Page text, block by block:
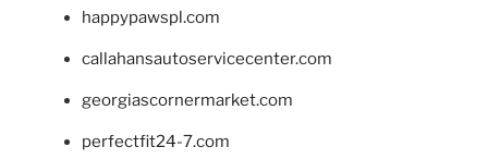
happypawspl.com
callahansautoservicecenter.com
georgiascornermarket.com
perfectfit24-7.com